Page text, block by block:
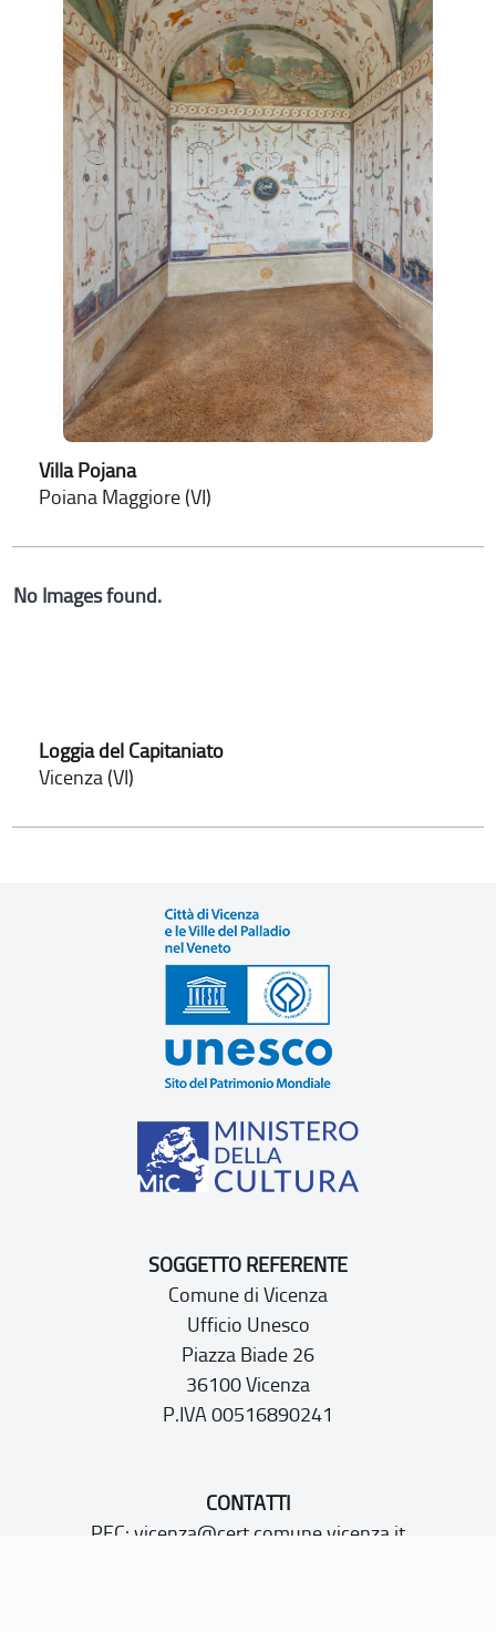
Villa Pojana
Poiana Maggiore (VI)
No Images found.
Loggia del Capitaniato
Vicenza (VI)
SOGGETTO REFERENTE
Comune di Vicenza
Ufficio Unesco
Piazza Biade 26
36100 Vicenza
P.IVA 00516890241
CONTATTI
PEC: vicenza@cert.comune.vicenza.it